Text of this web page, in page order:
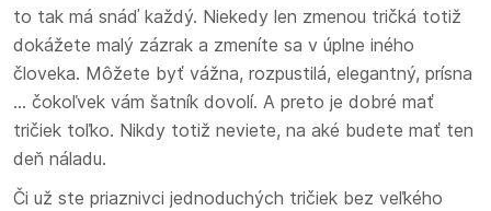
to tak má snáď každý. Niekedy len zmenou tričká totiž
dokážete malý zázrak a zmeníte sa v úplne iného
človeka. Môžete byť vážna, rozpustilá, elegantný, prísna
... čokoľvek vám šatník dovolí. A preto je dobré mať
tričiek toľko. Nikdy totiž neviete, na aké budete mať ten
deň náladu.
Či už ste priaznivci jednoduchých tričiek bez veľkého